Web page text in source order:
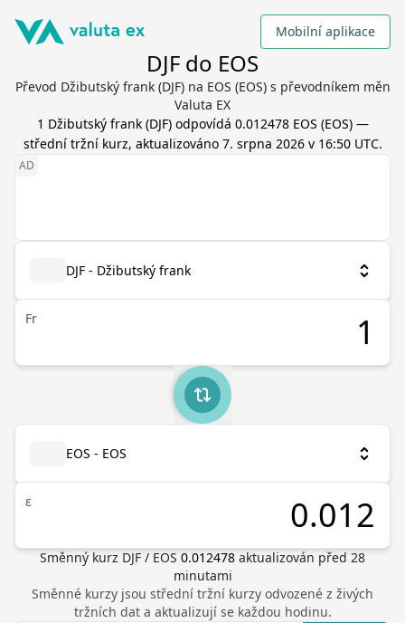
Mobilní aplikace
DJF do EOS
Převod Džibutský frank (DJF) na EOS (EOS) s převodníkem měn
Valuta EX
1 Džibutský frank(DJF) odpovídá 0.012478 EOS (EOS) —
střední tržní kurz, aktualizováno 7. srpna 2026 v 16:50 UTC.
DJF - Džibutský frank
Fr
EOS - EOS
ε
Směnný kurz DJF / EOS 0.012478 aktualizován před 28
minutami
Směnné kurzy jsou střední tržní kurzy odvozené z živých
tržních dat a aktualizují se každou hodinu.